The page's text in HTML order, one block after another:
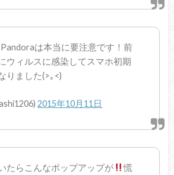
Pandoraは本当に要注意です！前
ウィルスに感染してスマホ初期
りました(>｡<)
2015年10月11日
たらこんなポップアップが
慌